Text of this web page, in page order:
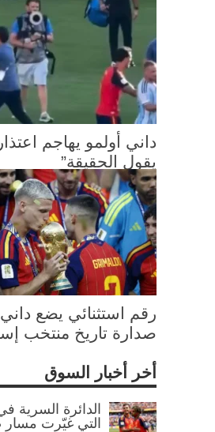
داني أولمو يهاجم اعتذار
يقول الحقيقة”
رقم استثنائي يضع
صدارة تاريخ منتخب
أخر أخبار السوق
الدائرة السرية
التي غيّرت